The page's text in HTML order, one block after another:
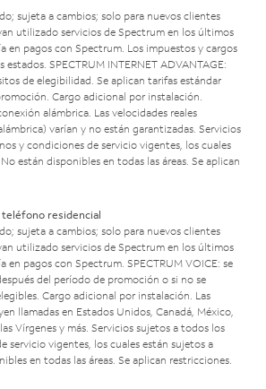
sujeta a cambios; solo para nuevos clientes
utilizado servicios de Spectrum en los últimos
en pagos con Spectrum. Los impuestos y cargos
SPECTRUM INTERNET ADVANTAGE:
de elegibilidad. Se aplican tarifas estándar
Cargo adicional por instalación.
alámbrica. Las velocidades reales
varían y no están garantizadas. Servicios
y condiciones de servicio vigentes, los cuales
están disponibles en todas las áreas. Se aplican
residencial
sujeta a cambios; solo para nuevos clientes
utilizado servicios de Spectrum en los últimos
en pagos con Spectrum. SPECTRUM VOICE: se
del período de promoción o si no se
Cargo adicional por instalación. Las
llamadas en Estados Unidos, Canadá, México,
Vírgenes y más. Servicios sujetos a todos los
servicio vigentes, los cuales están sujetos a
en todas las áreas. Se aplican restricciones.